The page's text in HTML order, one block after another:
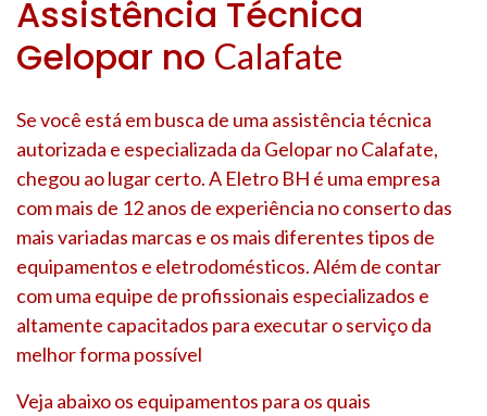
Assistência Técnica
Gelopar no Calafate
Se você está em busca de uma assistência técnica
autorizada e especializada da Gelopar noCalafate,
chegou ao lugar certo. A Eletro BH é uma empresa
com mais de 12 anos de experiência no conserto das
mais variadas marcas e os mais diferentes tipos de
equipamentos e eletrodomésticos. Além de contar
com uma equipe de profissionais especializados e
altamente capacitados para executar o serviço da
melhor forma possível
Veja abaixo os equipamentos para os quais